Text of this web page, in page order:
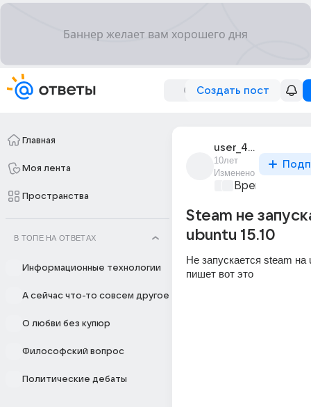
Создать пост
Главная
Моя лента
Пространства
В ТОПЕ НА ОТВЕТАХ
Информационные технологии
А сейчас что-то совсем другое
О любви без купюр
Философский вопрос
Политические дебаты
user_42048028
10лет
Изменено
Время игр
Steam не
ubuntu 15.10
Не запускается steam на
пишет вот это